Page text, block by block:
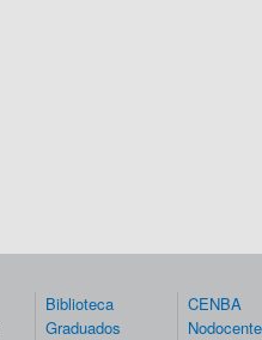
Biblioteca
Graduados
CENBA